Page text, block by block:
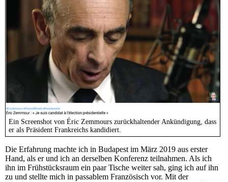
Ein Screenshot von Éric Zemmours zurückhaltender Ankündigung, dass
er als Präsident Frankreichs kandidiert.
Die Erfahrung machte ich in Budapest im März 2019 aus erster
Hand, als er und ich an derselben Konferenz teilnahmen. Als ich
ihn im Frühstücksraum ein paar Tische weiter sah, ging ich auf ihn
zu und stellte mich in passablem Französisch vor. Mit der